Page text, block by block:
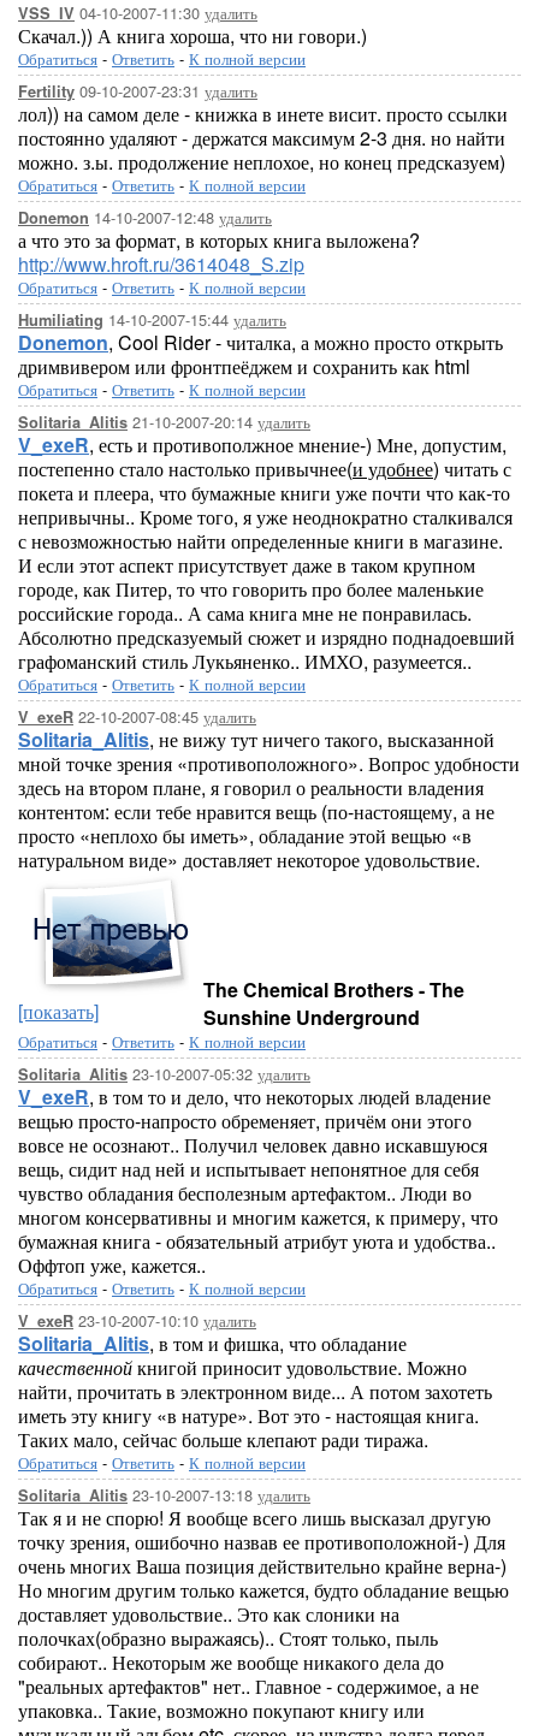
VSS_IV 04-10-2007-11:30 удалить
Скачал.)) А книга хороша, что ни говори.)
Обратиться - Ответить - К полной версии
Fertility 09-10-2007-23:31 удалить
лол)) на самом деле - книжка в инете висит. просто ссылки
постоянно удаляют - держатся максимум 2-3 дня. но найти
можно. з.ы. продолжение неплохое, но конец предсказуем)
Обратиться - Ответить - К полной версии
Donemon 14-10-2007-12:48 удалить
а что это за формат, в которых книга выложена?
http://www.hroft.ru/3614048_S.zip
Обратиться - Ответить - К полной версии
Humiliating 14-10-2007-15:44 удалить
Donemon, Cool Rider - читалка, а можно просто открыть
дримвивером или фронтпеёджем и сохранить как html
Обратиться - Ответить - К полной версии
Solitaria_Alitis 21-10-2007-20:14 удалить
V_exeR, есть и противополжное мнение-) Мне, допустим,
постепенно стало настолько привычнее(и удобнее) читать с
покета и плеера, что бумажные книги уже почти что как-то
непривычны.. Кроме того, я уже неоднократно сталкивался
с невозможностью найти определенные книги в магазине.
И если этот аспект присутствует даже в таком крупном
городе, как Питер, то что говорить про более маленькие
российские города.. А сама книга мне не понравилась.
Абсолютно предсказуемый сюжет и изрядно поднадоевший
графоманский стиль Лукьяненко.. ИМХО, разумеется..
Обратиться - Ответить - К полной версии
V_exeR 22-10-2007-08:45 удалить
Solitaria_Alitis, не вижу тут ничего такого, высказанной
мной точке зрения «противоположного». Вопрос удобности
здесь на втором плане, я говорил о реальности владения
контентом: если тебе нравится вещь (по-настоящему, а не
просто «неплохо бы иметь», обладание этой вещью «в
натуральном виде» доставляет некоторое удовольствие.
[показать]
The Chemical Brothers - The
Sunshine Underground
Обратиться - Ответить - К полной версии
Solitaria_Alitis 23-10-2007-05:32 удалить
V_exeR, в том то и дело, что некоторых людей владение
вещью просто-напросто обременяет, причём они этого
вовсе не осознают.. Получил человек давно искавшуюся
вещь, сидит над ней и испытывает непонятное для себя
чувство обладания бесполезным артефактом.. Люди во
многом консервативны и многим кажется, к примеру, что
бумажная книга - обязательный атрибут уюта и удобства..
Оффтоп уже, кажется..
Обратиться - Ответить - К полной версии
V_exeR 23-10-2007-10:10 удалить
Solitaria_Alitis, в том и фишка, что обладание
качественнойкнигой приносит удовольствие. Можно
найти, прочитать в электронном виде... А потом захотеть
иметь эту книгу «в натуре». Вот это - настоящая книга.
Таких мало, сейчас больше клепают ради тиража.
Обратиться - Ответить - К полной версии
Solitaria_Alitis 23-10-2007-13:18 удалить
Так я и не спорю! Я вообще всего лишь высказал другую
точку зрения, ошибочно назвав ее противоположной-) Для
очень многих Ваша позиция действительно крайне верна-)
Но многим другим только кажется, будто обладание вещью
доставляет удовольствие.. Это как слоники на
полочках(образно выражаясь).. Стоят только, пыль
собирают.. Некоторым же вообще никакого дела до
"реальных артефактов" нет.. Главное - содержимое, а не
упаковка.. Такие, возможно покупают книгу или